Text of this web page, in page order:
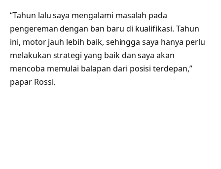
“Tahun lalu saya mengalami masalah pada
pengereman dengan ban baru di kualifikasi. Tahun
ini, motor jauh lebih baik, sehingga saya hanya perlu
melakukan strategi yang baik dan saya akan
mencoba memulai balapan dari posisi terdepan,”
papar Rossi.